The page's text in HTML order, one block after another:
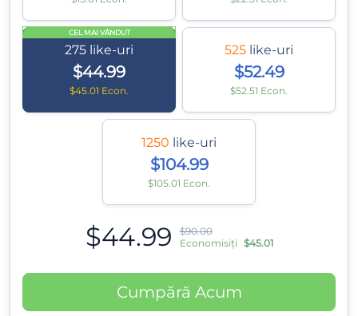
CEL MAI VÂNDUT
275 like-uri
$44.99
$45.01 Econ.
525 like-uri
$52.49
$52.51 Econ.
1250 like-uri
$104.99
$105.01 Econ.
$44.99
$90.00
Economisiți $45.01
Cumpără Acum